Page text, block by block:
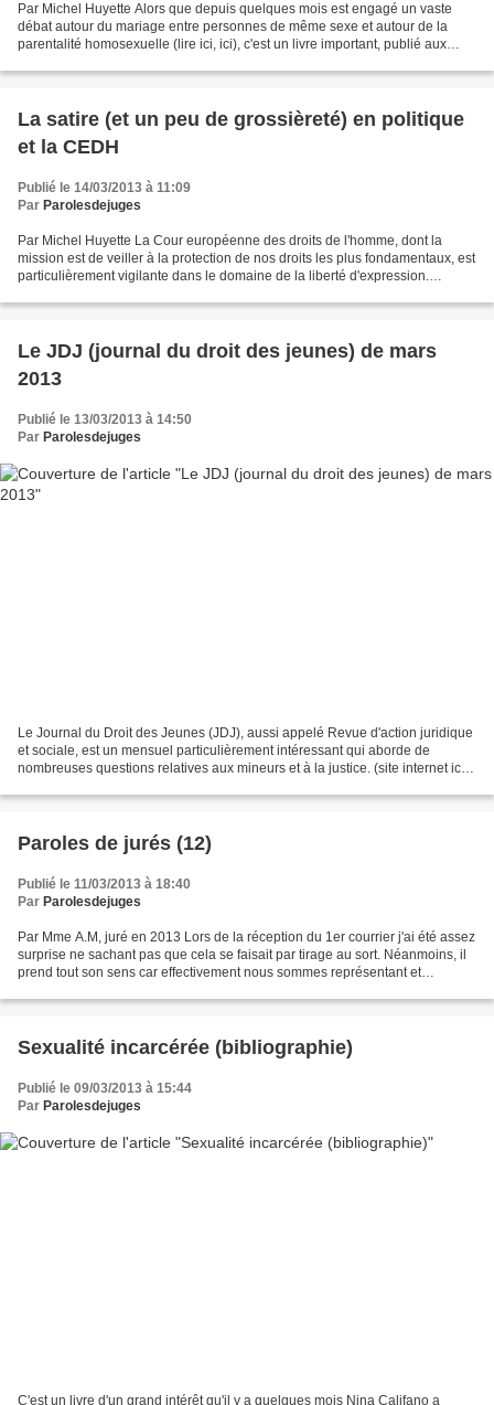
Par Michel Huyette Alors que depuis quelques mois est engagé un vaste
débat autour du mariage entre personnes de même sexe et autour de la
parentalité homosexuelle (lire ici, ici), c'est un livre important, publié aux
La satire (et un peu de grossièreté) en politique
et la CEDH
Publié le 14/03/2013 à 11:09
Par Parolesdejuges
Par Michel Huyette La Cour européenne des droits de l'homme, dont la
mission est de veiller à la protection de nos droits les plus fondamentaux, est
particulièrement vigilante dans le domaine de la liberté d'expression.
Le JDJ (journal du droit des jeunes) de mars
2013
Publié le 13/03/2013 à 14:50
Par Parolesdejuges
Le Journal du Droit des Jeunes (JDJ), aussi appelé Revue d'action juridique
et sociale, est un mensuel particulièrement intéressant qui aborde de
nombreuses questions relatives aux mineurs et à la justice. (site internet ici)
Paroles de jurés (12)
Publié le 11/03/2013 à 18:40
Par Parolesdejuges
Par Mme A.M, juré en 2013 Lors de la réception du 1er courrier j'ai été assez
surprise ne sachant pas que cela se faisait par tirage au sort. Néanmoins, il
prend tout son sens car effectivement nous sommes représentant et
Sexualité incarcérée (bibliographie)
Publié le 09/03/2013 à 15:44
Par Parolesdejuges
C'est un livre d'un grand intérêt qu'il y a quelques mois Nina Califano a